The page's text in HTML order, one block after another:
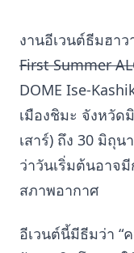
งานอีเวนต์ธีมฮา
First Summer
DOME Ise-
เมืองชิมะ จังหวัด
เสาร์) ถึง 30 มิถุ
ว่าวันเริ่มต้นอาจ
สภาพอากาศ
อีเวนต์นี้มีธีมว่า “